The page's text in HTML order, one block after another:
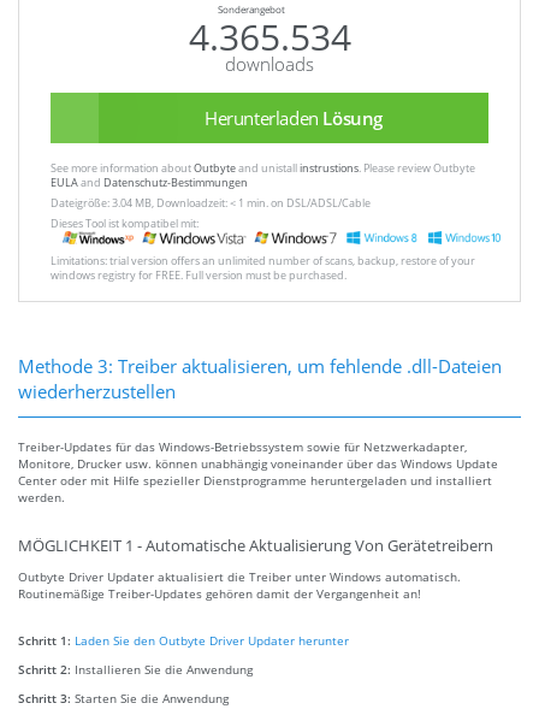
Sonderangebot
4.365.534
downloads
Herunterladen Lösung
See more information aboutOutbyteand unistallinstrustions. Please review Outbyte
EULAand Datenschutz-Bestimmungen
Dateigröße: 3.04 MB, Downloadzeit: < 1 min. on DSL/ADSL/Cable
Dieses Tool ist kompatibel mit:
Limitations: trial version offers an unlimited number of scans, backup, restore of your
windows registry for FREE. Full version must be purchased.
Methode 3: Treiber aktualisieren, um fehlende .dll-Dateien
wiederherzustellen
Treiber-Updates für das Windows-Betriebssystem sowie für Netzwerkadapter,
Monitore, Drucker usw. können unabhängig voneinander über das Windows Update
Center oder mit Hilfe spezieller Dienstprogramme heruntergeladen und installiert
werden.
MÖGLICHKEIT 1 - Automatische Aktualisierung Von Gerätetreibern
Outbyte Driver Updater aktualisiert die Treiber unter Windows automatisch.
Routinemäßige Treiber-Updates gehören damit der Vergangenheit an!
Schritt 1: Laden Sie den Outbyte Driver Updater herunter
Schritt 2: Installieren Sie die Anwendung
Schritt 3: Starten Sie die Anwendung